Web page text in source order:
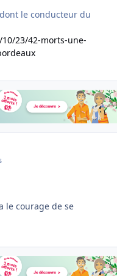
le conducteur du
23/42-morts-une-
le courage de se